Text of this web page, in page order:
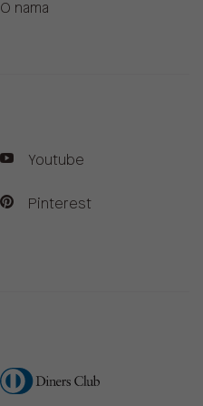
O nama
Youtube
Pinterest